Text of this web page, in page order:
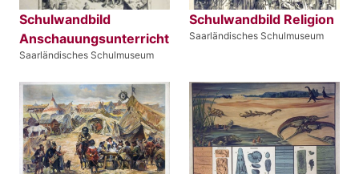
Schulwandbild
Anschauungsunterricht
Saarländisches Schulmuseum
Schulwandbild Religion
Saarländisches Schulmuseum